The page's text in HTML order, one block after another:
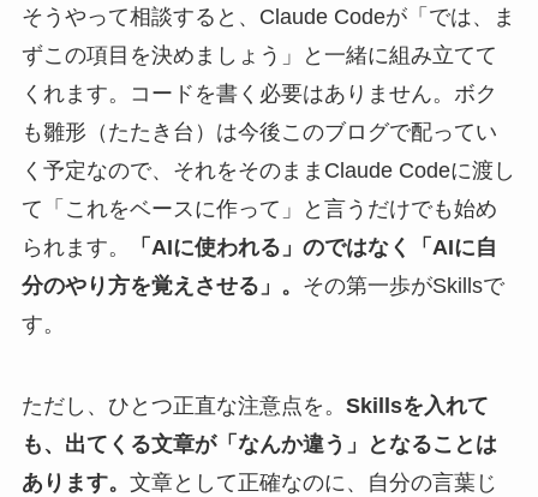
そうやって相談すると、Claude Codeが「では、ま
ずこの項目を決めましょう」と一緒に組み立てて
くれます。コードを書く必要はありません。ボク
も雛形（たたき台）は今後このブログで配ってい
く予定なので、それをそのままClaude Codeに渡し
て「これをベースに作って」と言うだけでも始め
られます。
「AIに使われる」のではなく「AIに自
分のやり方を覚えさせる」。 その第一歩がSkillsで
す。
ただし、ひとつ正直な注意点を。 Skillsを入れて
も、出てくる文章が「なんか違う」となることは
あります。 文章として正確なのに、自分の言葉じ